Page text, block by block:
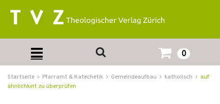
0
Startseite Pfarramt & Katechetik Gemeindeaufbau katholisch
auf
ähnlichkeit zu überprüfen